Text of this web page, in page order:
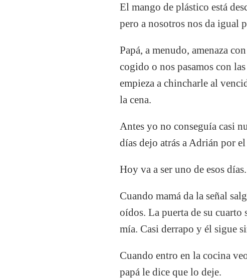
El mango de plástico está
pero a nosotros nos da igual
Papá, a menudo, amenaza
cogido o nos pasamos con
empieza a chincharle al
la cena.
Antes yo no conseguía casi
días dejo atrás a Adrián por
Hoy va a ser uno de esos días.
Cuando mamá da la señal
oídos. La puerta de su cuarto
mía. Casi derrapo y él sigue
Cuando entro en la cocina
papá le dice que lo deje.